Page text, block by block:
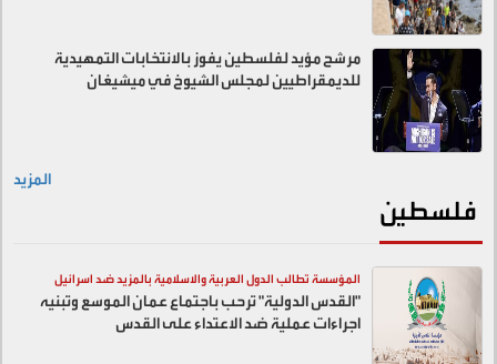
مرشح مؤيد لفلسطين يفوز بالانتخابات التمهيدية
للديمقراطيين لمجلس الشيوخ في ميشيغان
المزيد
فلسطين
المؤسسة تطالب الدول العربية والاسلامية بالمزيد ضد اسرائيل
"القدس الدولية" ترحب باجتماع عمان الموسع وتبنيه
اجراءات عملية ضد الاعتداء على القدس